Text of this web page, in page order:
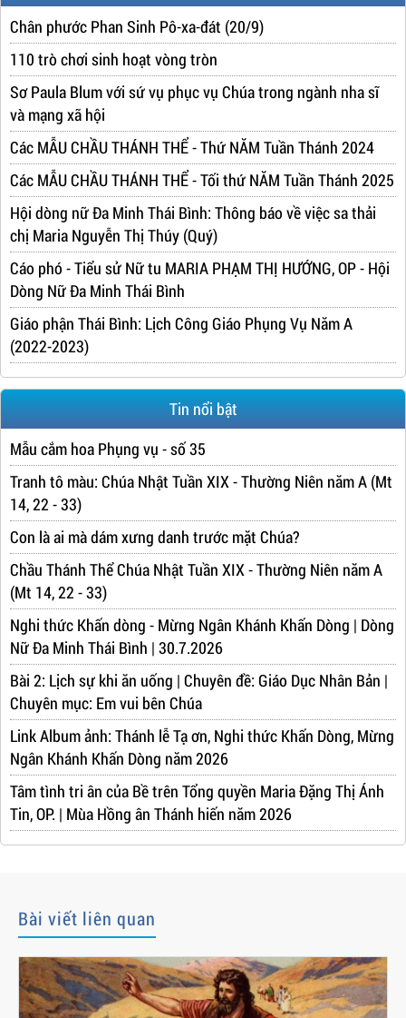
Chân phước Phan Sinh Pô-xa-đát (20/9)
110 trò chơi sinh hoạt vòng tròn
Sơ Paula Blum với sứ vụ phục vụ Chúa trong ngành nha sĩ
và mạng xã hội
Các MẪU CHẦU THÁNH THỂ - Thứ NĂM Tuần Thánh 2024
Các MẪU CHẦU THÁNH THỂ - Tối thứ NĂM Tuần Thánh 2025
Hội dòng nữ Đa Minh Thái Bình: Thông báo về việc sa thải
chị Maria Nguyễn Thị Thúy (Quý)
Cáo phó - Tiểu sử Nữ tu MARIA PHẠM THỊ HƯỚNG, OP - Hội
Dòng Nữ Đa Minh Thái Bình
Giáo phận Thái Bình: Lịch Công Giáo Phụng Vụ Năm A
(2022-2023)
Tin nổi bật
Mẫu cắm hoa Phụng vụ - số 35
Tranh tô màu: Chúa Nhật Tuần XIX - Thường Niên năm A (Mt
14, 22 - 33)
Con là ai mà dám xưng danh trước mặt Chúa?
Chầu Thánh Thể Chúa Nhật Tuần XIX - Thường Niên năm A
(Mt 14, 22 - 33)
Nghi thức Khấn dòng - Mừng Ngân Khánh Khấn Dòng | Dòng
Nữ Đa Minh Thái Bình | 30.7.2026
Bài 2: Lịch sự khi ăn uống | Chuyên đề: Giáo Dục Nhân Bản |
Chuyên mục: Em vui bên Chúa
Link Album ảnh: Thánh lễ Tạ ơn, Nghi thức Khấn Dòng, Mừng
Ngân Khánh Khấn Dòng năm 2026
Tâm tình tri ân của Bề trên Tổng quyền Maria Đặng Thị Ánh
Tin, OP. | Mùa Hồng ân Thánh hiến năm 2026
Bài viết liên quan